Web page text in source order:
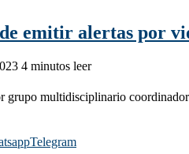
emitir alertas por
4 minutos leer
grupo multidisciplinario
Telegram